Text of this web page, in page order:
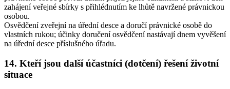
zahájení veřejné sbírky s přihlédnutím ke lhůtě navržené právnickou
osobou.
Osvědčení zveřejní na úřední desce a doručí právnické osobě do
vlastních rukou; účinky doručení osvědčení nastávají dnem vyvěšení
na úřední desce příslušného úřadu.
14. Kteří jsou další účastníci (dotčení) řešení životní
situace